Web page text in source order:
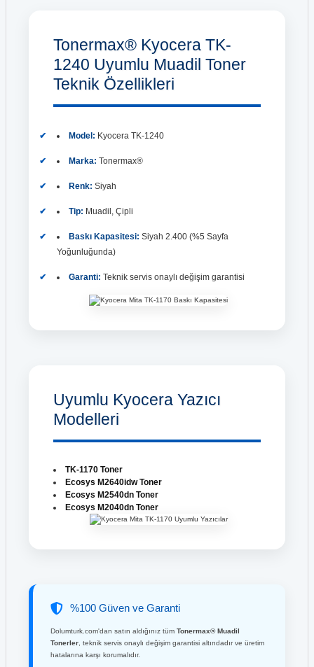
Tonermax® Kyocera TK-
1240 Uyumlu Muadil Toner
Teknik Özellikleri
Model: Kyocera TK-1240
Marka: Tonermax®
Renk: Siyah
Tip: Muadil, Çipli
Baskı Kapasitesi: Siyah 2.400 (%5 Sayfa
Yoğunluğunda)
Garanti: Teknik servis onaylı değişim garantisi
Uyumlu Kyocera Yazıcı
Modelleri
TK-1170 Toner
Ecosys M2640idw Toner
Ecosys M2540dn Toner
Ecosys M2040dn Toner
%100 Güven ve Garanti
Dolumturk.com'dan satın aldığınız tüm Tonermax® Muadil
Tonerler, teknik servis onaylı değişim garantisi altındadır ve üretim
hatalarına karşı korumalıdır.